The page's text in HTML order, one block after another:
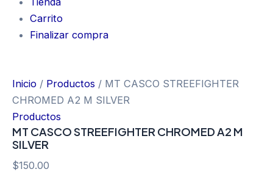
Carrito
Finalizar compra
Inicio / Productos / MT CASCO STREEFIGHTER
CHROMED A2 M SILVER
Productos
MT CASCO STREEFIGHTER CHROMED A2 M
SILVER
$150.00